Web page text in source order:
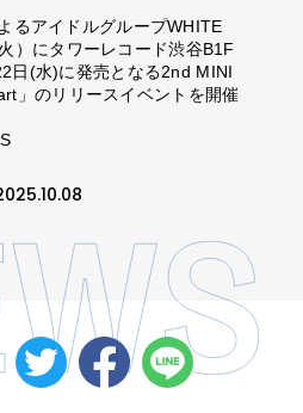
るアイドルグループWHITE
）にタワーレコード渋谷B1F
日(水)に発売となる2nd MINI
」のリリースイベントを開催